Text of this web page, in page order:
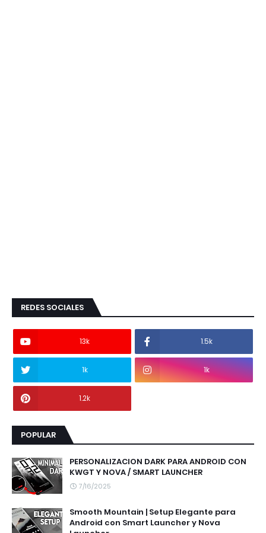
REDES SOCIALES
13k 1.5k
1k 1k
1.2k
POPULAR
PERSONALIZACION DARK PARA ANDROID CON
KWGT Y NOVA / SMART LAUNCHER
7/16/2025
Smooth Mountain | Setup Elegante para
Android con Smart Launcher y Nova